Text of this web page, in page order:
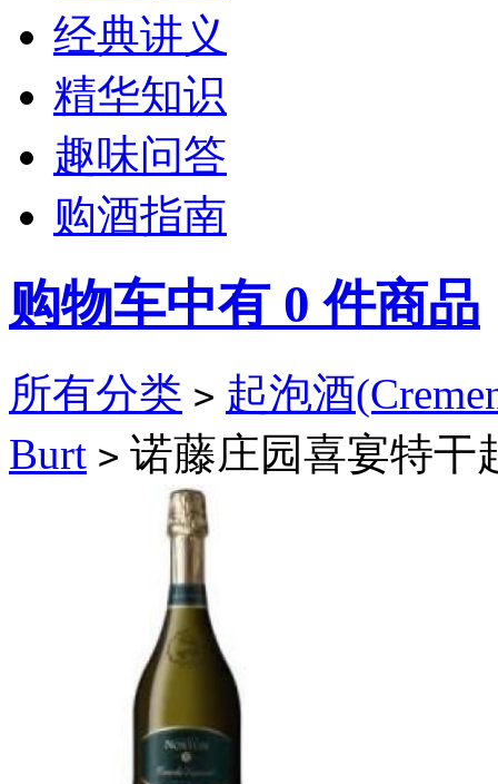
经典讲义
精华知识
趣味问答
购酒指南
购物车中有 0 件商品
所有分类 > 起泡酒
Burt > 诺藤庄园喜宴特干